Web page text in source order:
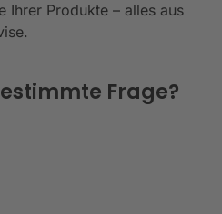
Ihrer Produkte – alles aus
Frage?